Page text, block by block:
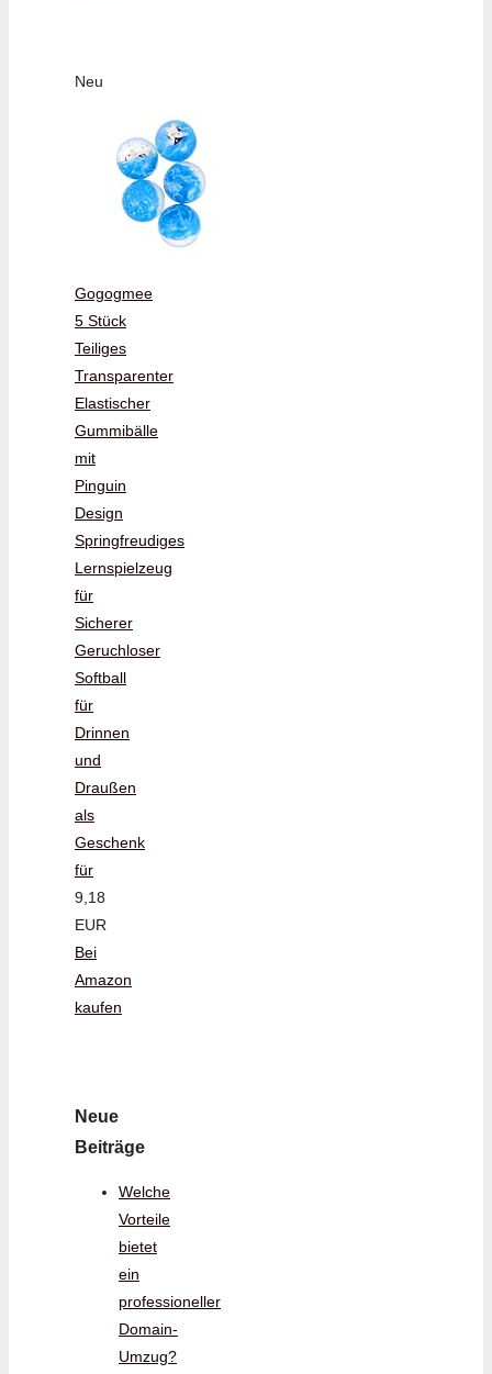
Neu
Gogogmee
5 Stück
Teiliges
Transparenter
Elastischer
Gummibälle
mit
Pinguin
Design
Springfreudiges
Lernspielzeug
für
Sicherer
Geruchloser
Softball
für
Drinnen
und
Draußen
als
Geschenk
für
9,18
EUR
Bei
Amazon
kaufen
Neue
Beiträge
Welche
Vorteile
bietet
ein
professioneller
Domain-
Umzug?